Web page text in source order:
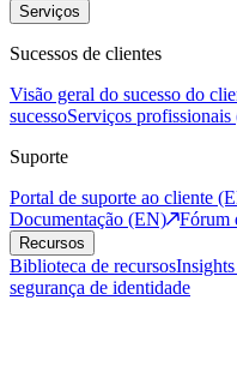
Serviços
Sucessos de clientes
Visão geral do sucesso do
sucessoServiços
Suporte
Portal de suporte ao cliente
Documentação (EN)
Fórum
Recursos
Biblioteca de recursos
segurança de identidade